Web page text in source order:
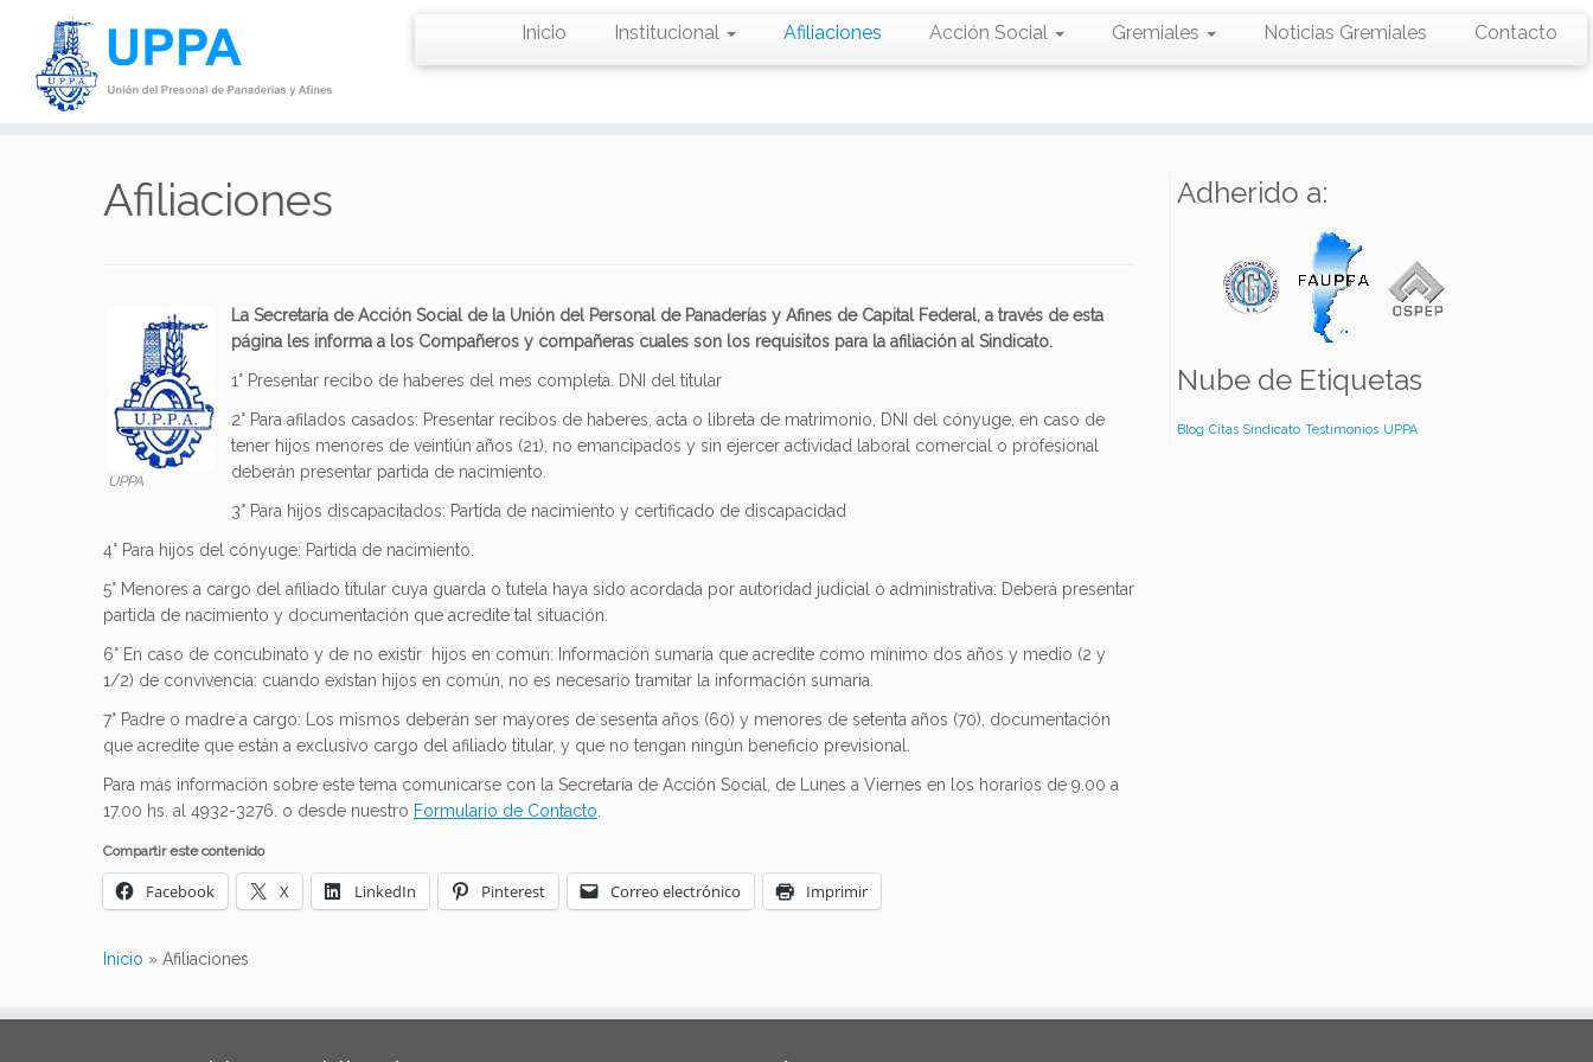
Inicio Institucional Afiliaciones Acción Social Gremiales Noticias Gremiales Contacto
Afiliaciones
UPPA
La Secretaría de Acción Social de la Unión del Personal de Panaderías y Afines de Capital Federal, a través de esta
página les informa a los Compañeros y compañeras cuales son los requisitos para la afiliación al Sindicato.
1° Presentar recibo de haberes del mes completa. DNI del titular
2° Para afilados casados: Presentar recibos de haberes, acta o libreta de matrimonio, DNI del cónyuge, en caso de
tener hijos menores de veintiún años (21), no emancipados y sin ejercer actividad laboral comercial o profesional
deberán presentar partida de nacimiento.
3° Para hijos discapacitados: Partida de nacimiento y certificado de discapacidad
4° Para hijos del cónyuge: Partida de nacimiento.
5° Menores a cargo del afiliado titular cuya guarda o tutela haya sido acordada por autoridad judicial o administrativa: Deberá presentar
partida de nacimiento y documentación que acredite tal situación.
6° En caso de concubinato y de no existir hijos en común: Información sumaria que acredite como mínimo dos años y medio (2 y
1/2) de convivencia: cuando existan hijos en común, no es necesario tramitar la información sumaria.
7° Padre o madre a cargo: Los mismos deberán ser mayores de sesenta años (60) y menores de setenta años (70), documentación
que acredite que están a exclusivo cargo del afiliado titular, y que no tengan ningún beneficio previsional.
Para más información sobre este tema comunicarse con la Secretaría de Acción Social, de Lunes a Viernes en los horarios de 9.00 a
17.00 hs. al 4932-3276. o desde nuestro Formulario de Contacto.
Compartir este contenido
Facebook X LinkedIn Pinterest Correo electrónico Imprimir
Adherido a:
Nube de Etiquetas
Blog Citas Sindicato Testimonios UPPA
Inicio » Afiliaciones